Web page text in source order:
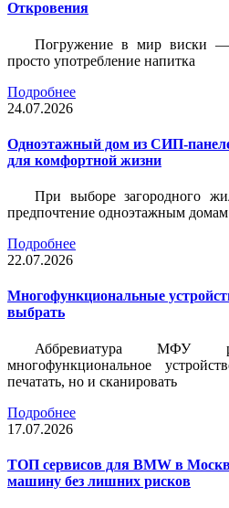
Откровения
Погружение в мир виски —
просто употребление напитка
Подробнее
24.07.2026
Одноэтажный дом из СИП-
для комфортной жизни
При выборе загородного
предпочтение одноэтажным домам
Подробнее
22.07.2026
Многофункциональные
выбрать
Аббревиатура МФУ
многофункциональное
печатать, но и сканировать
Подробнее
17.07.2026
ТОП сервисов для BMW в
машину без лишних рисков